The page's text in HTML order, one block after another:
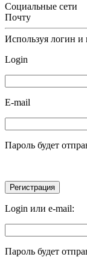
Социальные сети
Почту
Используя логин и
Login
E-mail
Пароль будет
Login или e-mail:
Пароль будет